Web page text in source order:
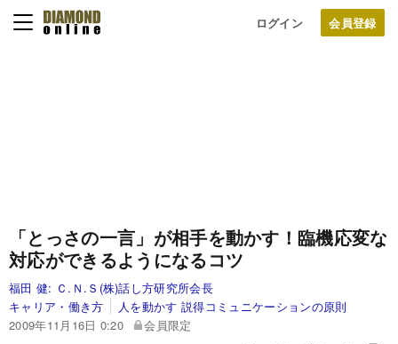
ログイン
「とっさの一言」が相手を動かす！臨機応変な
対応ができるようになるコツ
福田 健: Ｃ.Ｎ.Ｓ(株)話し方研究所会長
キャリア・働き方
人を動かす 説得コミュニケーションの原則
2009年11月16日 0:20
会員限定